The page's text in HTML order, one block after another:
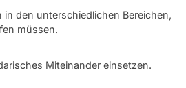
in den unterschiedlichen Bereichen,
müssen.
Miteinander einsetzen.